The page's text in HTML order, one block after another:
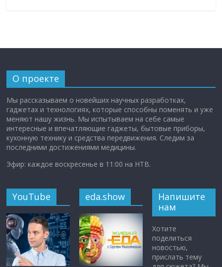
О проекте
Мы рассказываем о новейших научных разработках,
гаджетах и технологиях, которые способны поменять и уже
меняют нашу жизнь. Мы испытываем на себе самые
интересные и впечатляющие гаджеты, бытовые приборы,
кухонную технику и средства передвижения. Следим за
последними достижениями медицины.
Эфир: каждое воскресенье в 11:00 на НТВ.
YouTube eda.show
Напишите
нам
Хотите
поделиться
новостью,
прислать тему